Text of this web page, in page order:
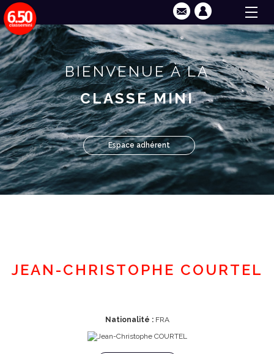
BIENVENUE À LA
CLASSE MINI
Espace adhérent
JEAN-CHRISTOPHE COURTEL
Nationalité :FRA